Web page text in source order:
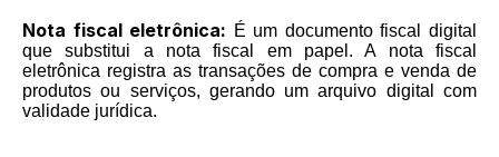
Nota fiscal eletrônica: É um documento fiscal digital
que substitui a nota fiscal em papel. A nota fiscal
eletrônica registra as transações de compra e venda de
produtos ou serviços, gerando um arquivo digital com
validade jurídica.